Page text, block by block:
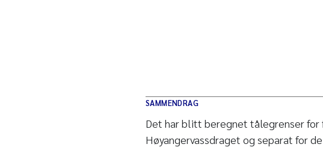
SAMMENDRAG
Det har blitt beregnet tålegrenser for
Høyangervassdraget og separat for